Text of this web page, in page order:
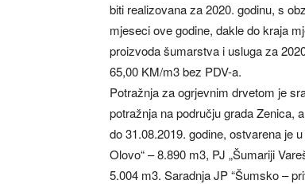
biti realizovana za 2020. godinu, s
mjeseci ove godine, dakle do kraja
proizvoda šumarstva i usluga za
65,00 KM/m3 bez PDV-a.
Potražnja za ogrjevnim drvetom je
potražnja na području grada Zenica,
do 31.08.2019. godine, ostvarena je
Olovo“ – 8.890 m3, PJ „Šumariji
5.004 m3. Saradnja JP “Šumsko –